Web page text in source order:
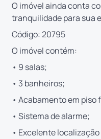
O imóvel ainda conta
tranquilidade para sua
Código: 20795
O imóvel contém:
• 9 salas;
• 3 banheiros;
• Acabamento em piso
• Sistema de alarme;
• Excelente